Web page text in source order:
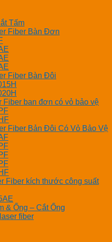
Tấm
Fiber Bàn Đơn
Fiber Bàn Đôi
Fiber ban đơn có vỏ bảo vệ
Fiber Bản Đôi Có Vỏ Bảo Vệ
Fiber kích thước công suất
& Ống – Cắt Ống
fiber